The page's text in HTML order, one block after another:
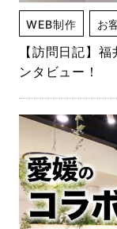
WEB制作 お
【訪問日記】
ンタビュー！